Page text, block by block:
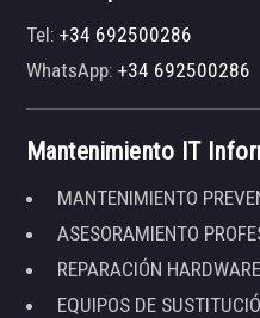
Tel:+34 692500286
WhatsApp:+34 692500286
Mantenimiento IT
MANTENIMIENTO
ASESORAMIENTO
REPARACIÓN
EQUIPOS DE